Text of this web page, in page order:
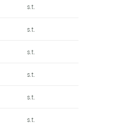
s.t.
s.t.
s.t.
s.t.
s.t.
s.t.